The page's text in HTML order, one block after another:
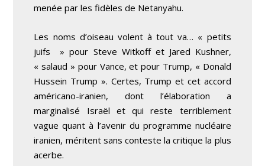
menée par les fidèles de Netanyahu.
Les noms d’oiseau volent à tout va… « petits
juifs » pour Steve Witkoff et Jared Kushner,
« salaud » pour Vance, et pour Trump, « Donald
Hussein Trump ». Certes, Trump et cet accord
américano-iranien, dont l’élaboration a
marginalisé Israël et qui reste terriblement
vague quant à l’avenir du programme nucléaire
iranien, méritent sans conteste la critique la plus
acerbe.